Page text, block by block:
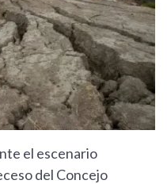
el escenario
del Concejo